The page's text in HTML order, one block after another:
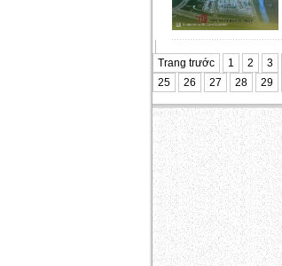
Trang trước 1 2 3
25
26 27 28 29